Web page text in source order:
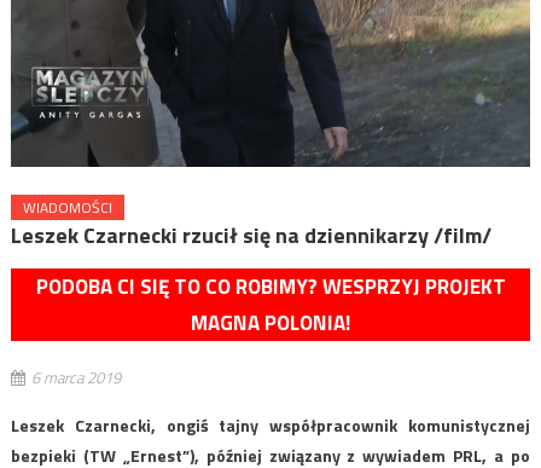
WIADOMOŚCI
Leszek Czarnecki rzucił się na dziennikarzy /film/
PODOBA CI SIĘ TO CO ROBIMY? WESPRZYJ PROJEKT
MAGNA POLONIA!
6 marca 2019
Leszek Czarnecki, ongiś tajny współpracownik komunistycznej
bezpieki (TW „Ernest”), później związany z wywiadem PRL, a po